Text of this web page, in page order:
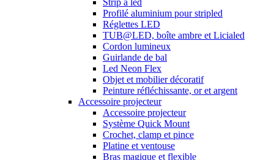
Strip à led
Profilé aluminium pour stripled
Réglettes LED
TUB@LED, boîte ambre et Licialed
Cordon lumineux
Guirlande de bal
Led Neon Flex
Objet et mobilier décoratif
Peinture réfléchissante, or et argent
Accessoire projecteur
Accessoire projecteur
Système Quick Mount
Crochet, clamp et pince
Platine et ventouse
Bras magique et flexible